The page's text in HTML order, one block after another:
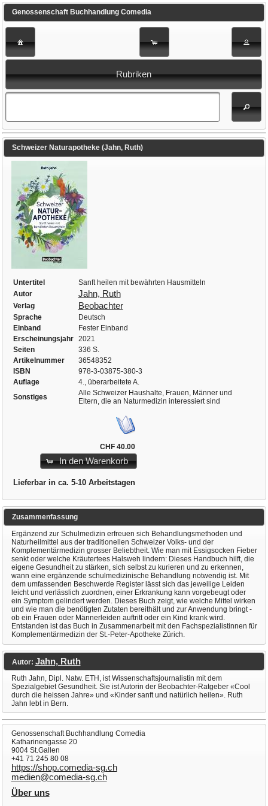
Genossenschaft Buchhandlung Comedia
Rubriken
Schweizer Naturapotheke (Jahn, Ruth)
Untertitel
Sanft heilen mit bewährten Hausmitteln
Autor
Jahn, Ruth
Verlag Beobachter
Sprache
Deutsch
Einband
Fester Einband
Erscheinungsjahr
2021
Seiten
336 S.
Artikelnummer
36548352
ISBN
978-3-03875-380-3
Auflage
4., überarbeitete A.
Sonstiges
Alle Schweizer Haushalte, Frauen, Männer und
Eltern, die an Naturmedizin interessiert sind
CHF 40.00
In den Warenkorb
Lieferbar in ca. 5-10 Arbeitstagen
Zusammenfassung
Ergänzend zur Schulmedizin erfreuen sich Behandlungsmethoden und
Naturheilmittel aus der traditionellen Schweizer Volks- und der
Komplementärmedizin grosser Beliebtheit. Wie man mit Essigsocken Fieber
senkt oder welche Kräutertees Halsweh lindern: Dieses Handbuch hilft, die
eigene Gesundheit zu stärken, sich selbst zu kurieren und zu erkennen,
wann eine ergänzende schulmedizinische Behandlung notwendig ist. Mit
dem umfassenden Beschwerde Register lässt sich das jeweilige Leiden
leicht und verlässlich zuordnen, einer Erkrankung kann vorgebeugt oder
ein Symptom gelindert werden. Dieses Buch zeigt, wie welche Mittel wirken
und wie man die benötigten Zutaten bereithält und zur Anwendung bringt -
ob ein Frauen oder Männerleiden auftritt oder ein Kind krank wird.
Entstanden ist das Buch in Zusammenarbeit mit den Fachspezialistinnen für
Komplementärmedizin der St.-Peter-Apotheke Zürich.
Autor: Jahn, Ruth
Ruth Jahn, Dipl. Natw. ETH, ist Wissenschaftsjournalistin mit dem
Spezialgebiet Gesundheit. Sie ist Autorin der Beobachter-Ratgeber «Cool
durch die heissen Jahre» und «Kinder sanft und natürlich heilen». Ruth
Jahn lebt in Bern.
Genossenschaft Buchhandlung Comedia
Katharinengasse 20
9004 St.Gallen
+41 71 245 80 08
https://shop.comedia-sg.ch
medien@comedia-sg.ch
Über uns